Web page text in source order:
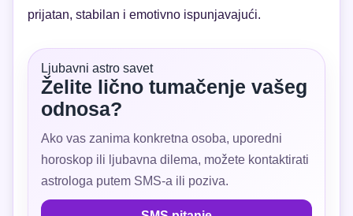
prijatan, stabilan i emotivno ispunjavajući.
Ljubavni astro savet
Želite lično tumačenje vašeg
odnosa?
Ako vas zanima konkretna osoba, uporedni
horoskop ili ljubavna dilema, možete kontaktirati
astrologa putem SMS-a ili poziva.